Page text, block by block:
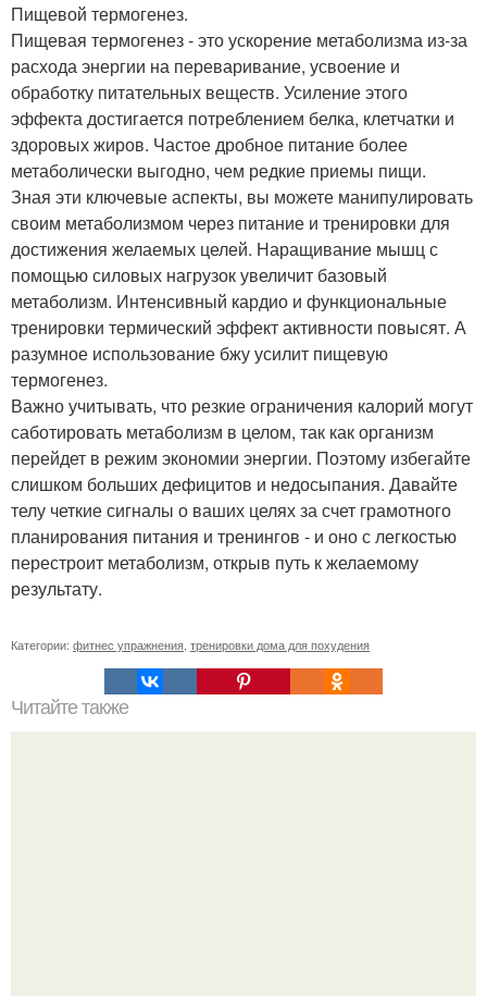
Пищевой термогенез.
Пищевая термогенез - это ускорение метаболизма из-за
расхода энергии на переваривание, усвоение и
обработку питательных веществ. Усиление этого
эффекта достигается потреблением белка, клетчатки и
здоровых жиров. Частое дробное питание более
метаболически выгодно, чем редкие приемы пищи.
Зная эти ключевые аспекты, вы можете манипулировать
своим метаболизмом через питание и тренировки для
достижения желаемых целей. Наращивание мышц с
помощью силовых нагрузок увеличит базовый
метаболизм. Интенсивный кардио и функциональные
тренировки термический эффект активности повысят. А
разумное использование бжу усилит пищевую
термогенез.
Важно учитывать, что резкие ограничения калорий могут
саботировать метаболизм в целом, так как организм
перейдет в режим экономии энергии. Поэтому избегайте
слишком больших дефицитов и недосыпания. Давайте
телу четкие сигналы о ваших целях за счет грамотного
планирования питания и тренингов - и оно с легкостью
перестроит метаболизм, открыв путь к желаемому
результату.
Категории: фитнес упражнения, тренировки дома для похудения
Читайте также